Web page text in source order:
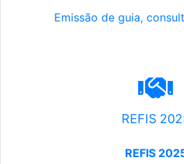
Emissão de guia,
REFIS
REFIS